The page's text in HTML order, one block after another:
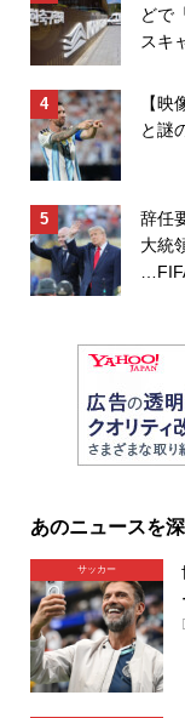
どで
スキ
【
と謎
辞任
大統
あのニュースを
サッカー